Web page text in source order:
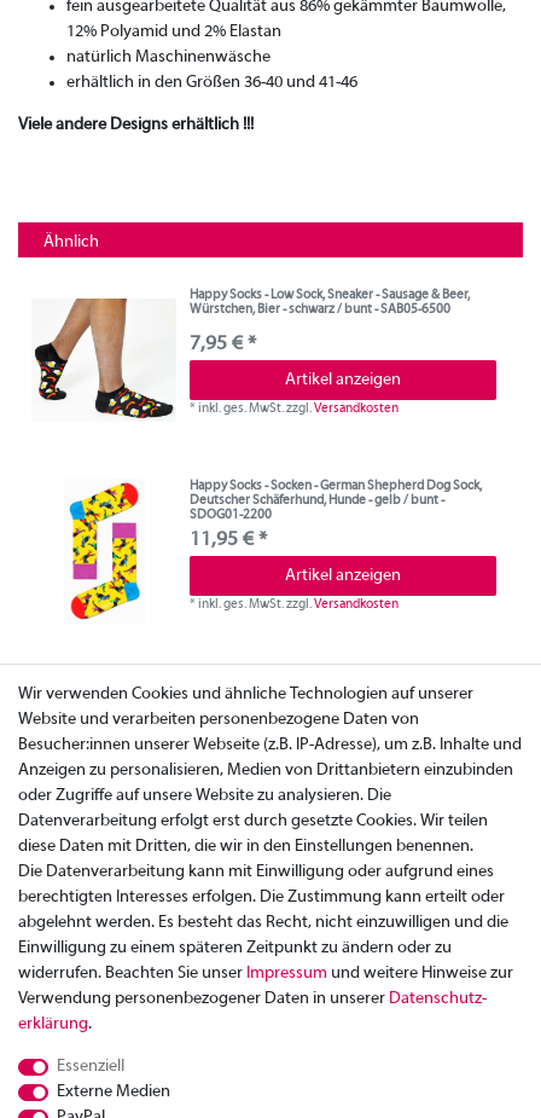
fein ausgearbeitete Qualität aus 86% gekämmter Baumwolle,
12% Polyamid und 2% Elastan
natürlich Maschinenwäsche
erhältlich in den Größen 36-40 und 41-46
Viele andere Designs erhältlich !!!
Ähnlich
Happy Socks - Low Sock, Sneaker - Sausage & Beer,
Würstchen, Bier - schwarz / bunt - SAB05-6500
7,95 € *
Artikel anzeigen
*inkl. ges. MwSt.zzgl.Versandkosten
Happy Socks - Socken - German Shepherd Dog Sock,
Deutscher Schäferhund, Hunde - gelb / bunt -
SDOG01-2200
11,95 € *
Artikel anzeigen
*inkl. ges. MwSt.zzgl.Versandkosten
Zahlung
Rücksendung
Wir verwenden Cookies und ähnliche Technologien auf unserer
Website und verarbeiten personenbezogene Daten von
Besucher:innen unserer Webseite (z.B. IP-Adresse), um z.B. Inhalte und
Anzeigen zu personalisieren, Medien von Drittanbietern einzubinden
oder Zugriffe auf unsere Website zu analysieren. Die
Datenverarbeitung erfolgt erst durch gesetzte Cookies. Wir teilen
diese Daten mit Dritten, die wir in den Einstellungen benennen.
Die Datenverarbeitung kann mit Einwilligung oder aufgrund eines
berechtigten Interesses erfolgen. Die Zustimmung kann erteilt oder
abgelehnt werden. Es besteht das Recht, nicht einzuwilligen und die
Einwilligung zu einem späteren Zeitpunkt zu ändern oder zu
widerrufen. Beachten Sie unser Impressum und weitere Hinweise zur
Verwendung personenbezogener Daten in unserer Daten­schutz­
erklärung.
Essenziell
Externe Medien